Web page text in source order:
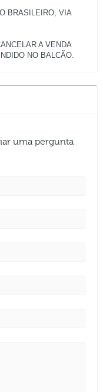
BRASILEIRO, VIA
A VENDA
uma pergunta